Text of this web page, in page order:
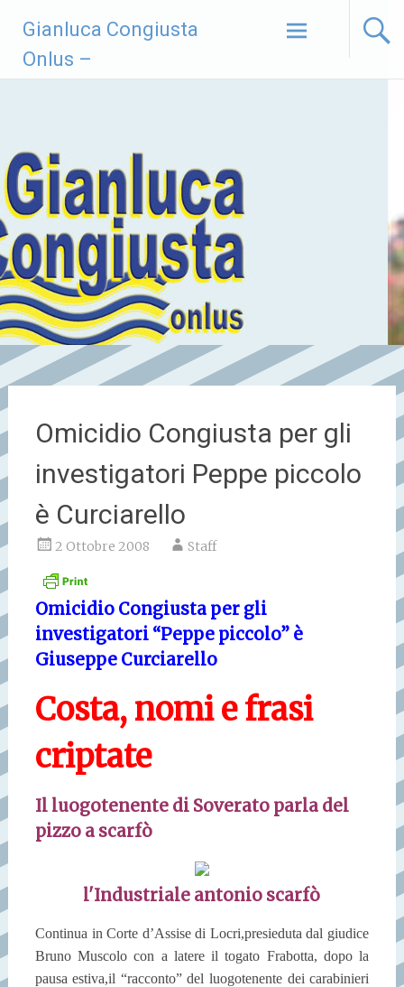
contenuto
Gianluca Congiusta
Onlus –
Omicidio Congiusta per gli
investigatori Peppe piccolo
è Curciarello
2 Ottobre 2008 Staff
Omicidio Congiusta per gli
investigatori “Peppe piccolo” è
Giuseppe Curciarello
Costa, nomi e frasi
criptate
Il luogotenente di Soverato parla del
pizzo a scarfò
l'Industriale antonio scarfò
Continua in Corte d’Assise di Locri,presieduta dal giudice
Bruno Muscolo con a latere il togato Frabotta, dopo la
pausa estiva,il “racconto” del luogotenente dei carabinieri